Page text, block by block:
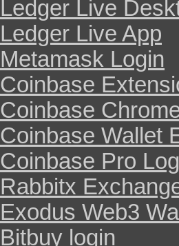
Ledger Live
Ledger Live App
Metamask Login
Coinbase
Coinbase
Coinbase Wallet
Coinbase Pro
Rabbitx
Exodus Web3
Bitbuy login